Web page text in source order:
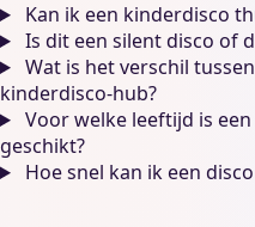
Kan ik een kinderdisco
Is dit een silent disco of
Wat is het verschil
kinderdisco-hub?
Voor welke leeftijd is
geschikt?
Hoe snel kan ik een